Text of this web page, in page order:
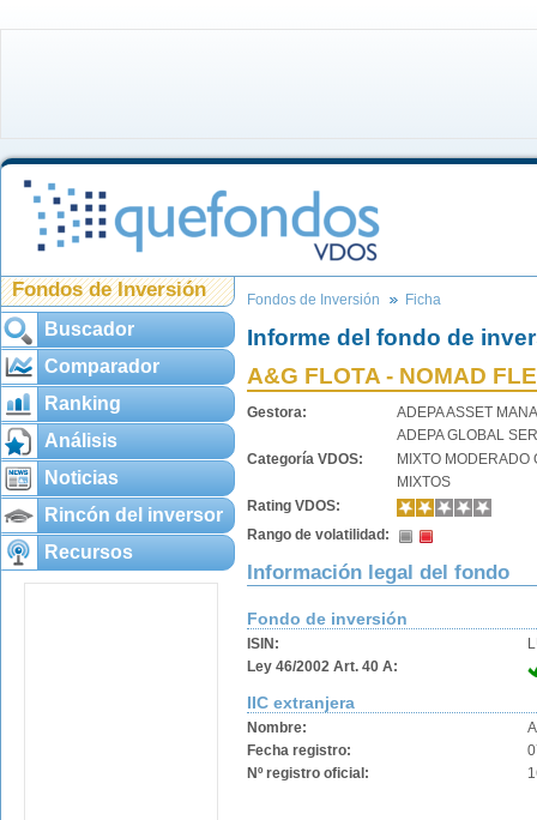
Fondos de Inversión
Buscador
Comparador
Ranking
Análisis
Noticias
Rincón del inversor
Recursos
Fondos de Inversión Ficha
Informe del fondo de
A&G FLOTA - NOMAD
Gestora:
ADEPA ASSET
ADEPA GLOBAL
Categoría VDOS:
MIXTO MODERADO
MIXTOS
Rating VDOS:
Rango de volatilidad:
Información legal del fondo
Fondo de inversión
ISIN:
Ley 46/2002 Art. 40 A:
IIC extranjera
Nombre:
Fecha registro:
Nº registro oficial: